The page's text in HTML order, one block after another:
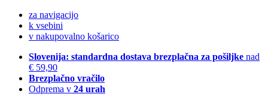
za navigacijo
k vsebini
v nakupovalno košarico
Slovenija: standardna dostava brezplačna za pošiljke nad
€ 59,90
Brezplačno vračilo
Odprema v 24 urah